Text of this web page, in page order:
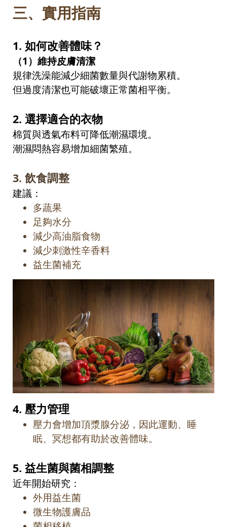
三、 實用指南
1. 如何改善體味？
（1 ）維持皮膚清潔
規律洗澡能減少細菌數量與代謝物累積。
但過度清潔也可能破壞正常菌相平衡。
2. 選擇適合的衣物
棉質與透氣布料可降低潮濕環境。
潮濕悶熱容易增加細菌繁殖。
3. 飲食調整
建議：
多蔬果
足夠水分
減少高油脂食物
減少刺激性辛香料
益生菌補充
4. 壓力管理
壓力會增加頂漿腺分泌，因此運動、睡
眠、冥想都有助於改善體味。
5. 益生菌與菌相調整
近年開始研究：
外用益生菌
微生物護膚品